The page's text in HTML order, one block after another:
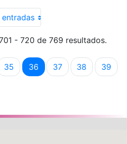
- 720 de 769 resultados.
intermedias Use TAB para
Página
35 Página
36 Página
37 Página
38 39